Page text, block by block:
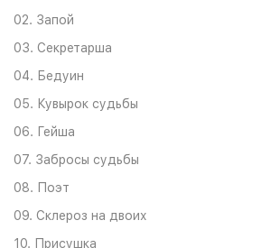
02. Запой
03. Секретарша
04. Бедуин
05. Кувырок судьбы
06. Гейша
07. Забросы судьбы
08. Поэт
09. Склероз на двоих
10. Присушка